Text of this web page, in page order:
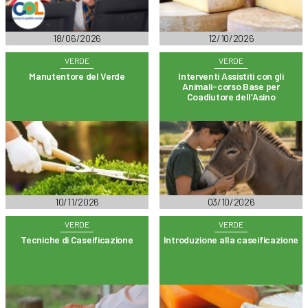
18/06/2026 12/10/2026
VERDE
Manutentore del Verde
10/11/2026
VERDE
Interventi Assistiti con gli
Animali-corso Base per
Coadiutore dell’Asino
03/10/2026
VERDE
Tecniche di Caseificazione
VERDE
Introduzione alla caseificazione